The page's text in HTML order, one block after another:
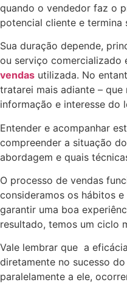
quando o vendedor faz o
potencial cliente e termina
Sua duração depende,
ou serviço comercializado
vendas utilizada. No
tratarei mais adiante –
informação e interesse do
Entender e acompanhar
compreender a situação
abordagem e quais
O processo de vendas
consideramos os hábitos
garantir uma boa
resultado, temos um ciclo
Vale lembrar que a
diretamente no sucesso
paralelamente a ele,